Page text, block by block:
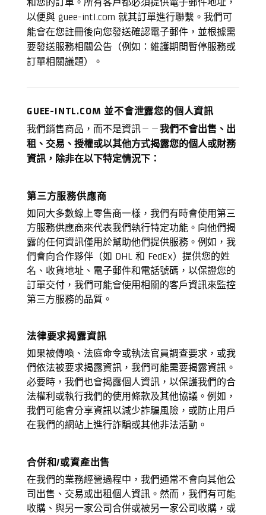
以便與 guee-intl.com 就其訂單進行聯繫。我們可
能會在您註冊後向您發送確認電子郵件，並根據需
要發送服務相關公告（例如：維護期間暫停服務或
訂單相關議題）。
GUEE-INTL.COM 並不會泄露您的個人資訊
我們銷售商品，而不是資訊——我們不會出售、出
租、交易、授權或以其他方式揭露您的個人或財務
資訊，除非在以下特定情況下：
第三方服務供應商
如同大多數線上零售商一樣，我們有時會使用第三
方服務供應商來代表我們執行特定功能。向他們揭
露的任何資訊僅用於幫助他們提供服務。例如，我
們會向合作夥伴（如 DHL 和 FedEx）提供您的姓
名、收貨地址、電子郵件和電話號碼，以保證您的
訂單交付，我們可能會使用相關的客戶資訊來監控
第三方服務的品質。
法律要求揭露資訊
如果被傳喚、法庭命令或執法官員調查要求，或我
們依法被要求揭露資訊，我們可能需要揭露資訊。
必要時，我們也會揭露個人資訊，以保護我們的合
法權利或執行我們的使用條款及其他協議。例如，
我們可能會分享資訊以減少詐騙風險，或防止用戶
在我們的網站上進行詐騙或其他非法活動。
合併和/或資產出售
在我們的業務經營過程中，我們通常不會向其他公
司出售、交易或出租個人資訊。然而，我們有可能
收購、與另一家公司合併或被另一家公司收購，或